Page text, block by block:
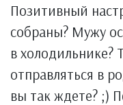
Позитивный
собраны? Мужу
в холодильнике?
отправляться в
вы так ждете? ;)